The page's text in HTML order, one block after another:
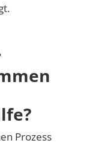
Prozess